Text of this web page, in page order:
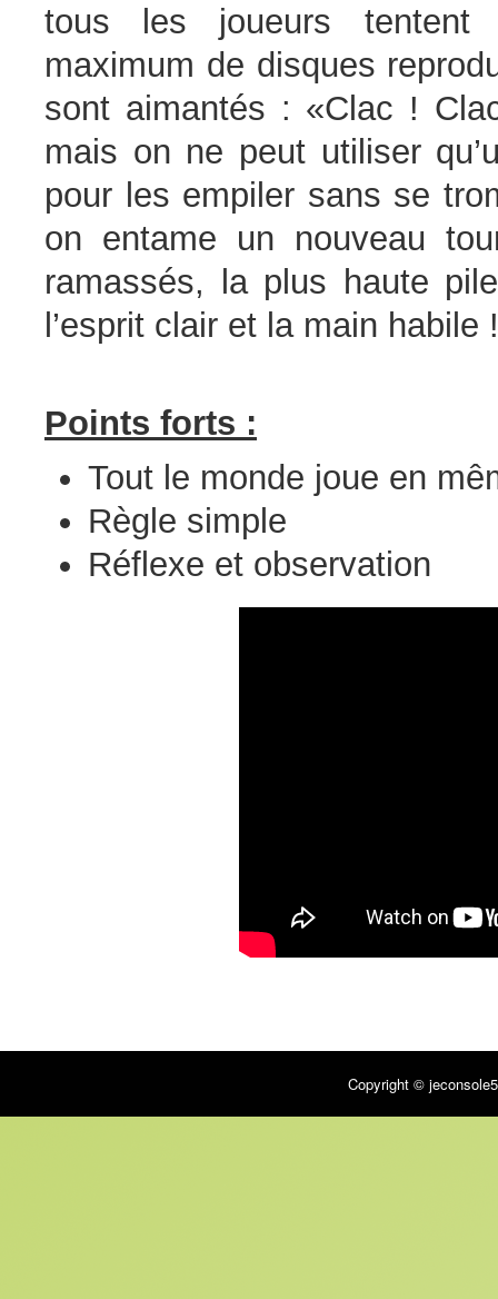
tous les joueurs tentent
maximum de disques
sont aimantés : «Clac !
mais on ne peut utiliser
pour les empiler sans se
on entame un nouveau
ramassés, la plus haute
l’esprit clair et la main habile !
Points forts :
Tout le monde joue en
Règle simple
Réflexe et observation
Copyright ©